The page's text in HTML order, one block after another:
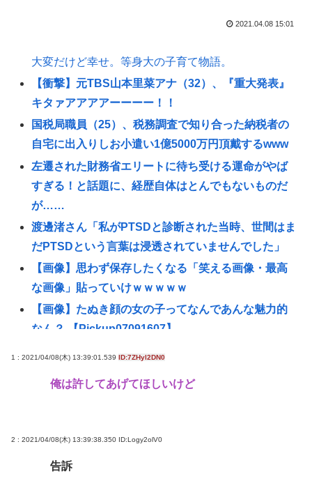
2021.04.08 15:01
大変だけど幸せ。等身大の子育て物語。
【衝撃】元TBS山本里菜アナ（32）、『重大発表』
キタァアアアアーーーー！！
国税局職員（25）、税務調査で知り合った納税者の
自宅に出入りしお小遣い1億5000万円頂戴するwww
左遷された財務省エリートに待ち受ける運命がやば
すぎる！と話題に、経歴自体はとんでもないものだ
が……
渡邊渚さん「私がPTSDと診断された当時、世間はま
だPTSDという言葉は浸透されていませんでした」
【画像】思わず保存したくなる「笑える画像・最高
な画像」貼っていけｗｗｗｗｗ
【画像】たぬき顔の女の子ってなんであんな魅力的
なん？ 【Pickup07091607】
自民党さん、障がい者福祉を切り捨てて財源捻出に
ってもの
1 : 2021/04/08(木) 13:39:01.539 ID:7ZHyl2DN0
俺は許してあげてほしいけど
2 : 2021/04/08(木) 13:39:38.350 ID:Logy2olV0
告訴